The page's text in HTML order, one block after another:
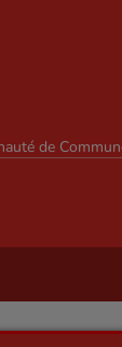
de